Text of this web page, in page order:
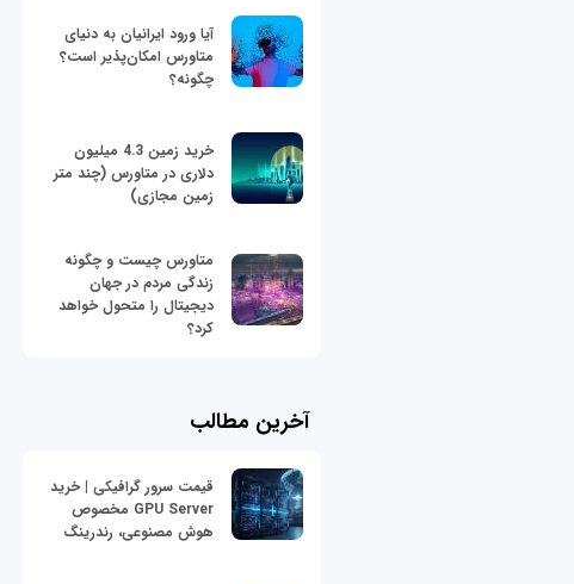
آیا ورود ایرانیان به دنیای
متاورس امکان‌پذیر است؟
چگونه؟
خرید زمین 4.3 میلیون
دلاری در متاورس (چند متر
زمین مجازی)
متاورس چیست و چگونه
زندگی مردم در جهان
دیجیتال را متحول خواهد
کرد؟
آخرین مطالب
قیمت سرور گرافیکی | خرید
GPU Server مخصوص
هوش مصنوعی، رندرینگ